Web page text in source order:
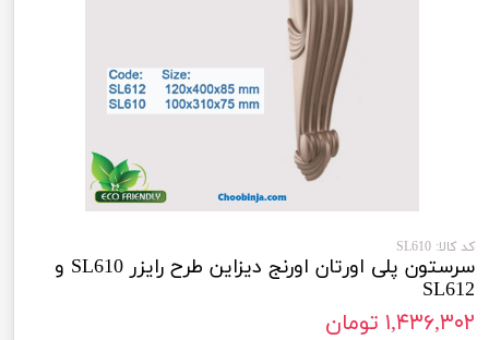
سرستون پلی اورتان اورنج دیزاین طرح رایزر SL610 و
SL612
کد کالا: SL610
۱,۴۳۶,۳۰۲ تومان